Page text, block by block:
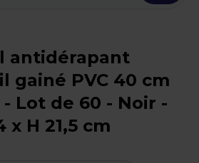
antidérapant
gainé PVC 40 cm
Lot de 60 - Noir -
x H 21,5 cm